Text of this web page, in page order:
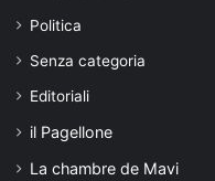
Politica
Senza categoria
Editoriali
il Pagellone
La chambre de Mavi